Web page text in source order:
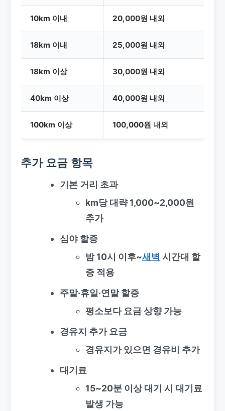
10km 이내 20,000원 내외
18km 이내 25,000원 내외
18km 이상 30,000원 내외
40km 이상 40,000원 내외
100km 이상 100,000원 내외
추가 요금 항목
기본 거리 초과
km당 대략 1,000~2,000원
추가
심야 할증
밤 10시 이후~새벽 시간대 할
증 적용
주말·휴일·연말 할증
평소보다 요금 상향 가능
경유지 추가 요금
경유지가 있으면 경유비 추가
대기료
15~20분 이상 대기 시 대기료
발생 가능